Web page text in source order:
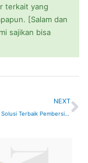
terkait yang
[Salam dan
sajikan bisa
NEXT
Kain Microfiber, Solusi Terbaik Pembersih Perabotan Rumah Tangga